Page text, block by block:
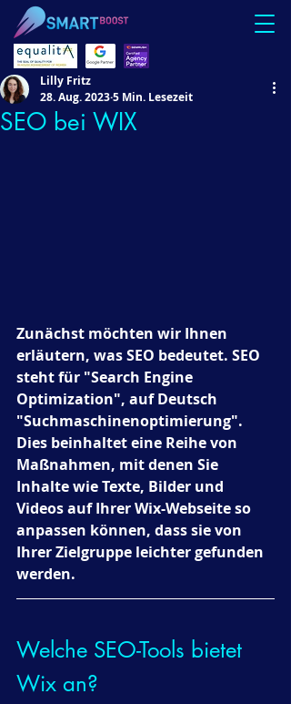
SEO bei WIX
Lilly Fritz
28. Aug. 20235 Min. Lesezeit
Zunächst möchten wir Ihnen
erläutern, was SEO bedeutet. SEO
steht für "Search Engine
Optimization", auf Deutsch
"Suchmaschinenoptimierung".
Dies beinhaltet eine Reihe von
Maßnahmen, mit denen Sie
Inhalte wie Texte, Bilder und
Videos auf Ihrer Wix-Webseite so
anpassen können, dass sie von
Ihrer Zielgruppe leichter gefunden
werden.
Welche SEO-Tools bietet
Wix an?